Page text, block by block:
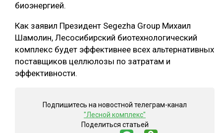
биоэнергией.
Как заявил Президент Segezha Group Михаил
Шамолин, Лесосибирский биотехнологический
комплекс будет эффективнее всех альтернативных
поставщиков целлюлозы по затратам и
эффективности.
Подпишитесь на новостной телеграм-канал
"Лесной комплекс"
Поделиться статьей